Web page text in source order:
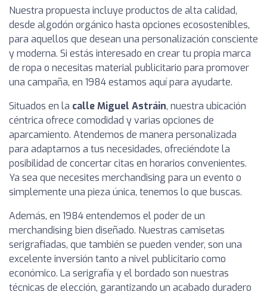
Nuestra propuesta incluye productos de alta calidad,
desde algodón orgánico hasta opciones ecosostenibles,
para aquellos que desean una personalización consciente
y moderna. Si estás interesado en crear tu propia marca
de ropa o necesitas material publicitario para promover
una campaña, en 1984 estamos aquí para ayudarte.
Situados en la calle Miguel Astráin, nuestra ubicación
céntrica ofrece comodidad y varias opciones de
aparcamiento. Atendemos de manera personalizada
para adaptarnos a tus necesidades, ofreciéndote la
posibilidad de concertar citas en horarios convenientes.
Ya sea que necesites merchandising para un evento o
simplemente una pieza única, tenemos lo que buscas.
Además, en 1984 entendemos el poder de un
merchandising bien diseñado. Nuestras camisetas
serigrafiadas, que también se pueden vender, son una
excelente inversión tanto a nivel publicitario como
económico. La serigrafía y el bordado son nuestras
técnicas de elección, garantizando un acabado duradero